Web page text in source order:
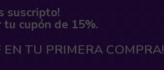
suscripto!
cupón de 15%.
TU PRIMERA COMPRA!